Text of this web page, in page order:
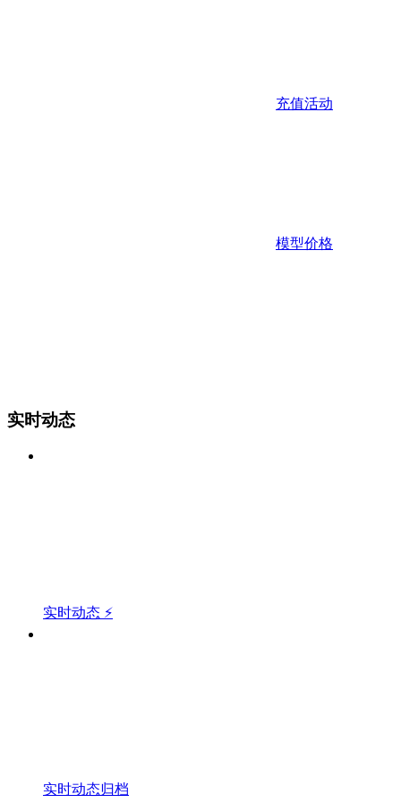
充值活动
模型价格
实时动态
实时动态 ⚡
实时动态归档